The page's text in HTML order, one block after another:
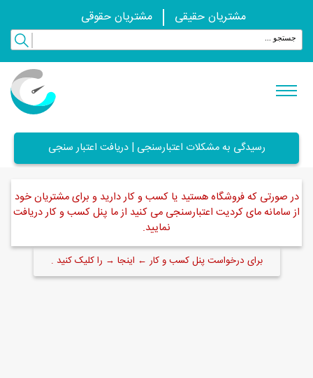
مشتریان حقیقی مشتریان حقوقی
رسیدگی به مشکلات اعتبارسنجی | دریافت اعتبار سنجی
در صورتی که فروشگاه هستید یا کسب و کار دارید و برای مشتریان خود
از سامانه مای کردیت اعتبارسنجی می کنید از ما پنل کسب و کار دریافت
نمایید.
برای درخواست پنل کسب و کار ← اینجا → را کلیک کنید .